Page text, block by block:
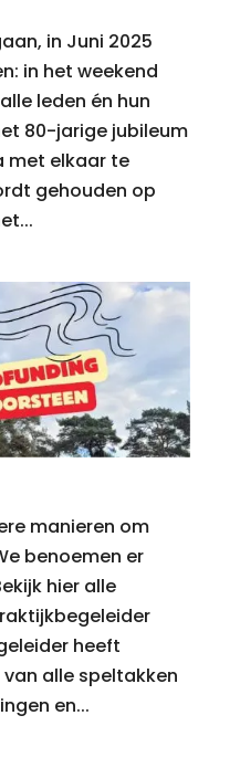
in Juni 2025
in het weekend
leden én hun
80-jarige jubileum
met elkaar te
gehouden op
manieren om
benoemen er
hier alle
heeft
alle speltakken
en...